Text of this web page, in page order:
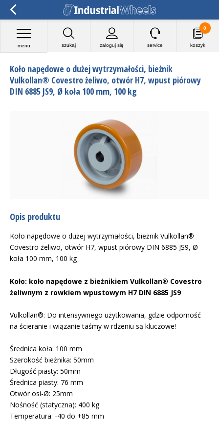
szukaj zaloguj się
menu service koszyk
0
Koło napędowe o dużej wytrzymałości, bieżnik
Vulkollan® Covestro żeliwo, otwór H7, wpust piórowy
DIN 6885 JS9, Ø koła 100 mm, 100 kg
Opis produktu
Koło napędowe o dużej wytrzymałości, bieżnik Vulkollan®
Covestro żeliwo, otwór H7, wpust piórowy DIN 6885 JS9, Ø
koła 100 mm, 100 kg
Koło: koło napędowe z bieżnikiem Vulkollan® Covestro
żeliwnym z rowkiem wpustowym H7 DIN 6885 JS9
Vulkollan®: Do intensywnego użytkowania, gdzie odporność
na ścieranie i wiązanie taśmy w rdzeniu są kluczowe!
Średnica koła: 100 mm
Szerokość bieżnika: 50mm
Długość piasty: 50mm
Średnica piasty: 76 mm
Otwór osi-Ø: 25mm
Nośność (statyczna): 400 kg
Temperatura: -40 do +85 mm